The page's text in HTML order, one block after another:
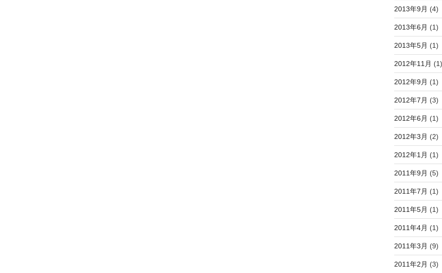
2013年9月 (4)
2013年6月 (1)
2013年5月 (1)
2012年11月 (1)
2012年9月 (1)
2012年7月 (3)
2012年6月 (1)
2012年3月 (2)
2012年1月 (1)
2011年9月 (5)
2011年7月 (1)
2011年5月 (1)
2011年4月 (1)
2011年3月 (9)
2011年2月 (3)